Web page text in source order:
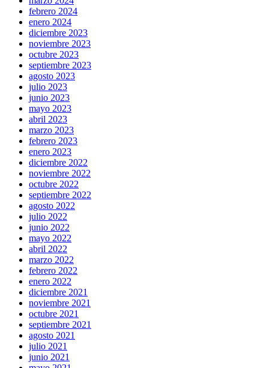
febrero 2024
enero 2024
diciembre 2023
noviembre 2023
octubre 2023
septiembre 2023
agosto 2023
julio 2023
junio 2023
mayo 2023
abril 2023
marzo 2023
febrero 2023
enero 2023
diciembre 2022
noviembre 2022
octubre 2022
septiembre 2022
agosto 2022
julio 2022
junio 2022
mayo 2022
abril 2022
marzo 2022
febrero 2022
enero 2022
diciembre 2021
noviembre 2021
octubre 2021
septiembre 2021
agosto 2021
julio 2021
junio 2021